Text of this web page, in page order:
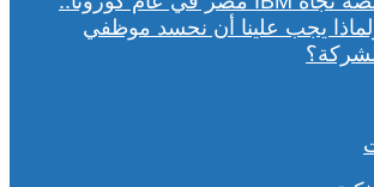
يجب علينا أن نحسد موظفي